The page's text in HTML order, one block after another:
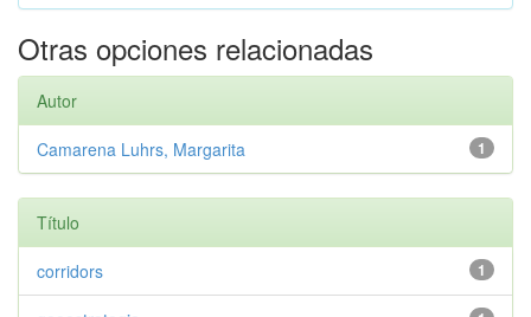
Otras opciones relacionadas
Autor
1
Camarena Luhrs, Margarita
Título
1
corridors